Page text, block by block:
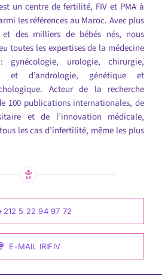
un centre de fertilité, FIV et PMA à
les références au Maroc. Avec plus
et des milliers de bébés nés, nous
toutes les expertises de la médecine
urologie, chirurgie,
et d’andrologie, génétique et
Acteur de la recherche
100 publications internationales, de
et de l’innovation médicale,
les cas d’infertilité, même les plus
5 22 94 97 72
E-MAIL IRIFIV